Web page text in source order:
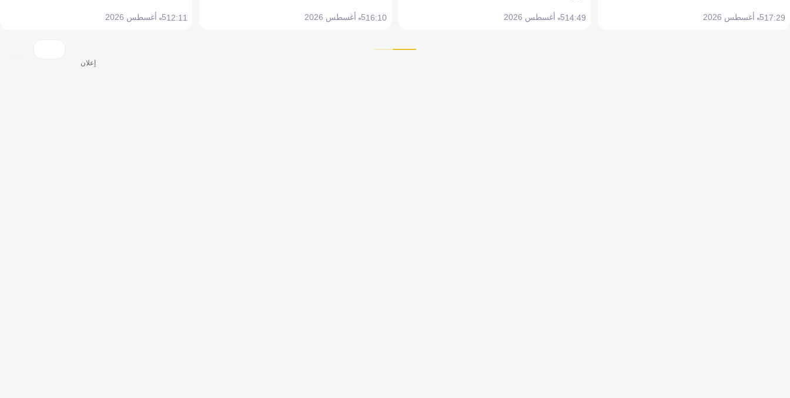
17:295 أغسطس 2026 14:495 أغسطس 2026 16:105 أغسطس 2026 12:115 أغسطس 2026
إعلان